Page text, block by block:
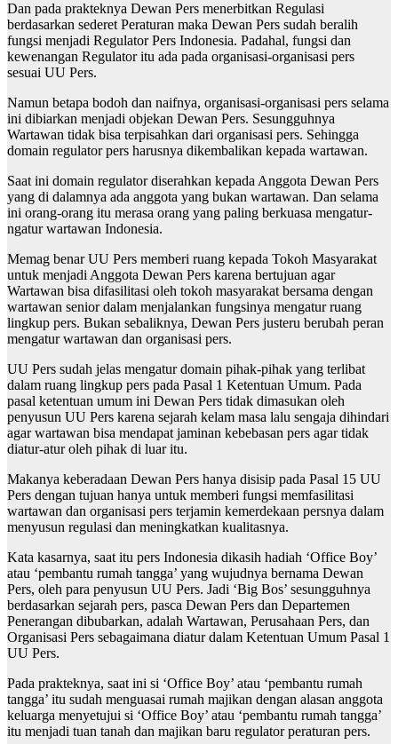
Dan pada prakteknya Dewan Pers menerbitkan Regulasi
berdasarkan sederet Peraturan maka Dewan Pers sudah beralih
fungsi menjadi Regulator Pers Indonesia. Padahal, fungsi dan
kewenangan Regulator itu ada pada organisasi-organisasi pers
sesuai UU Pers.
Namun betapa bodoh dan naifnya, organisasi-organisasi pers selama
ini dibiarkan menjadi objekan Dewan Pers. Sesungguhnya
Wartawan tidak bisa terpisahkan dari organisasi pers. Sehingga
domain regulator pers harusnya dikembalikan kepada wartawan.
Saat ini domain regulator diserahkan kepada Anggota Dewan Pers
yang di dalamnya ada anggota yang bukan wartawan. Dan selama
ini orang-orang itu merasa orang yang paling berkuasa mengatur-
ngatur wartawan Indonesia.
Memag benar UU Pers memberi ruang kepada Tokoh Masyarakat
untuk menjadi Anggota Dewan Pers karena bertujuan agar
Wartawan bisa difasilitasi oleh tokoh masyarakat bersama dengan
wartawan senior dalam menjalankan fungsinya mengatur ruang
lingkup pers. Bukan sebaliknya, Dewan Pers justeru berubah peran
mengatur wartawan dan organisasi pers.
UU Pers sudah jelas mengatur domain pihak-pihak yang terlibat
dalam ruang lingkup pers pada Pasal 1 Ketentuan Umum. Pada
pasal ketentuan umum ini Dewan Pers tidak dimasukan oleh
penyusun UU Pers karena sejarah kelam masa lalu sengaja dihindari
agar wartawan bisa mendapat jaminan kebebasan pers agar tidak
diatur-atur oleh pihak di luar itu.
Makanya keberadaan Dewan Pers hanya disisip pada Pasal 15 UU
Pers dengan tujuan hanya untuk memberi fungsi memfasilitasi
wartawan dan organisasi pers terjamin kemerdekaan persnya dalam
menyusun regulasi dan meningkatkan kualitasnya.
Kata kasarnya, saat itu pers Indonesia dikasih hadiah ‘Office Boy’
atau ‘pembantu rumah tangga’ yang wujudnya bernama Dewan
Pers, oleh para penyusun UU Pers. Jadi ‘Big Bos’ sesungguhnya
berdasarkan sejarah pers, pasca Dewan Pers dan Departemen
Penerangan dibubarkan, adalah Wartawan, Perusahaan Pers, dan
Organisasi Pers sebagaimana diatur dalam Ketentuan Umum Pasal 1
UU Pers.
Pada prakteknya, saat ini si ‘Office Boy’ atau ‘pembantu rumah
tangga’ itu sudah menguasai rumah majikan dengan alasan anggota
keluarga menyetujui si ‘Office Boy’ atau ‘pembantu rumah tangga’
itu menjadi tuan tanah dan majikan baru regulator peraturan pers.